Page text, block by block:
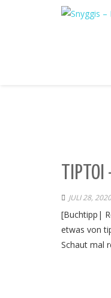
JULI 28, 2020
[Buchtipp|
etwas von
Schaut mal